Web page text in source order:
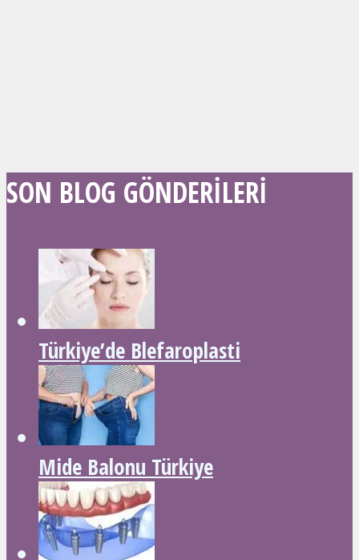
SON BLOG GÖNDERILERI
Türkiye’de Blefaroplasti
Mide Balonu Türkiye